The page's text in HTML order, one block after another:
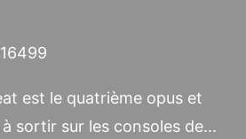
16499
est le quatrième opus et
sortir sur les consoles de...